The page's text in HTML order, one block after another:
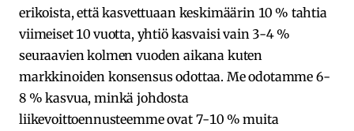
erikoista, että kasvettuaan keskimäärin 10 % tahtia
viimeiset 10 vuotta, yhtiö kasvaisi vain 3-4 %
seuraavien kolmen vuoden aikana kuten
markkinoiden konsensus odottaa. Me odotamme 6-
8 % kasvua, minkä johdosta
liikevoittoennusteemme ovat 7-10 % muita